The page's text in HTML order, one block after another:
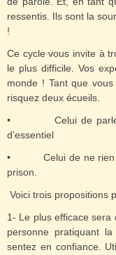
ressentis. Ils sont la
!
Ce cycle vous invite à
le plus difficile. Vos
monde ! Tant que
risquez deux écueils.
• Celui de parler
d’essentiel
• Celui de ne rien
prison.
Voici trois propositions
1- Le plus efficace
personne pratiquant
sentez en confiance.